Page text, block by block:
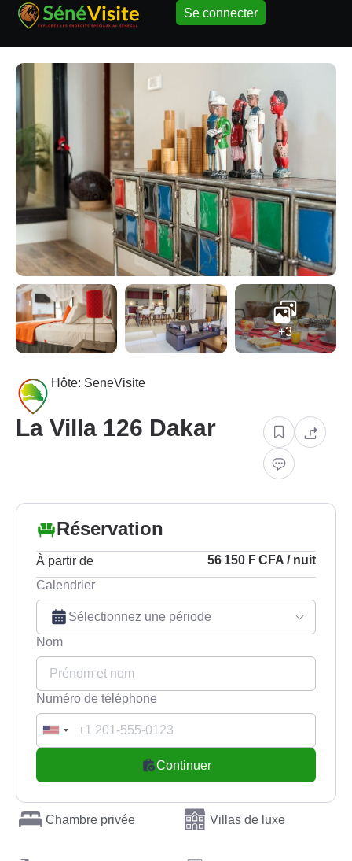
Se connecter
+3
Hôte: SeneVisite
La Villa 126 Dakar
Chambre privée Villas de luxe
Réservation
À partir de 56 150 F CFA / nuit
Calendrier
Sélectionnez une période
Nom
Numéro de téléphone
Continuer